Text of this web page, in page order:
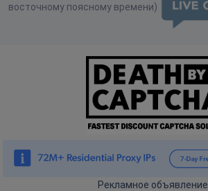
восточному поясному времени)
Рекламное объявление